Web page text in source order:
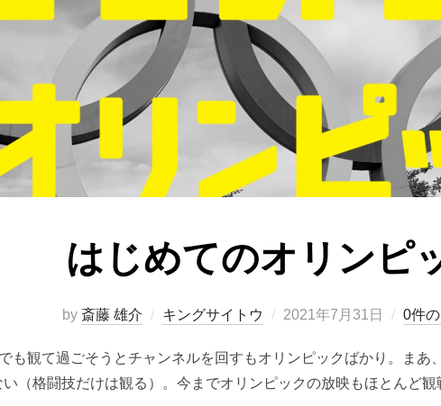
はじめてのオリンピ
by 斎藤 雄介 キングサイトウ
投
日:
2021年7月31日 0件
も観て過ごそうとチャンネルを回すもオリンピックばかり。まあ
い（格闘技だけは観る）。今までオリンピックの放映もほとんど